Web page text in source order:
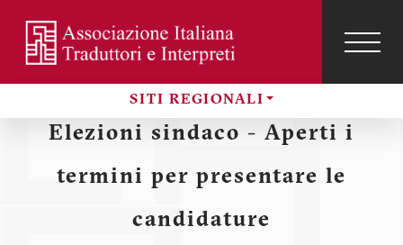
contenuto
principale
Sezioni
SITI REGIONALI
Menu
profilo
utente
Elezioni sindaco - Aperti i
termini per presentare le
candidature